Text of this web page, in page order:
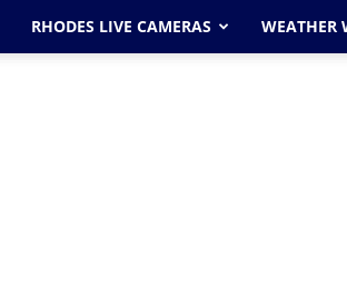
RHODES LIVE CAMERAS WEATHER